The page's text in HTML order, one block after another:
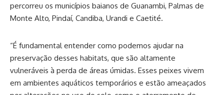
percorreu os municípios baianos de Guanambi, Palmas de
Monte Alto, Pindaí, Candiba, Urandi e Caetité.
“É fundamental entender como podemos ajudar na
preservação desses habitats, que são altamente
vulneráveis à perda de áreas úmidas. Esses peixes vivem
em ambientes aquáticos temporários e estão ameaçados